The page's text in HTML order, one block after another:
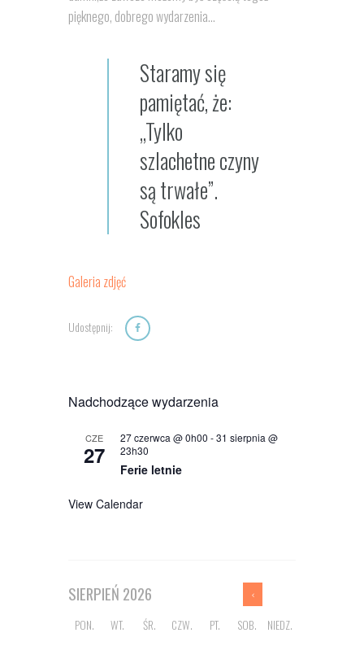
pięknego, dobrego wydarzenia…
Staramy się
pamiętać, że:
„Tylko
szlachetne czyny
są trwałe”.
Sofokles
Galeria zdjęć
Udostępnij:
Nadchodzące wydarzenia
CZE
27
27 czerwca @ 0h00 -31 sierpnia @
23h30
Ferie letnie
View Calendar
SIERPIEŃ 2026
PON. WT. ŚR. CZW. PT. SOB. NIEDZ.